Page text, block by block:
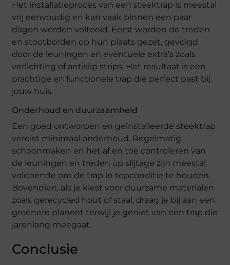
Het installatieproces van een steektrap is meestal
vrij eenvoudig en kan vaak binnen een paar
dagen worden voltooid. Eerst worden de treden
en stootborden op hun plaats gezet, gevolgd
door de leuningen en eventuele extra’s zoals
verlichting of antislip strips. Het resultaat is een
prachtige en functionele trap die perfect past bij
jouw huis.
Onderhoud en duurzaamheid
Een goed ontworpen en geïnstalleerde steektrap
vereist minimaal onderhoud. Regelmatig
schoonmaken en het af en toe controleren van
de leuningen en treden op slijtage zijn meestal
voldoende om de trap in topconditie te houden.
Bovendien, als je kiest voor duurzame materialen
zoals gerecycled hout of staal, draag je bij aan een
groenere planeet terwijl je geniet van een trap die
jarenlang meegaat.
Conclusie